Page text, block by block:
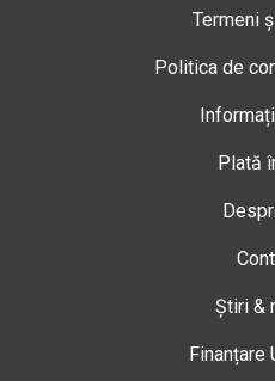
Termeni
Politica de
Plată
Știri &
Finanțare